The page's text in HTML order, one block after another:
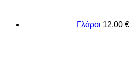
Γλάροι 12,00 €